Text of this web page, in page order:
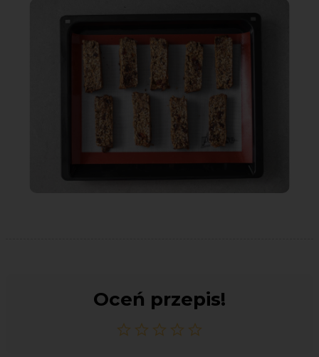
Oceń przepis!